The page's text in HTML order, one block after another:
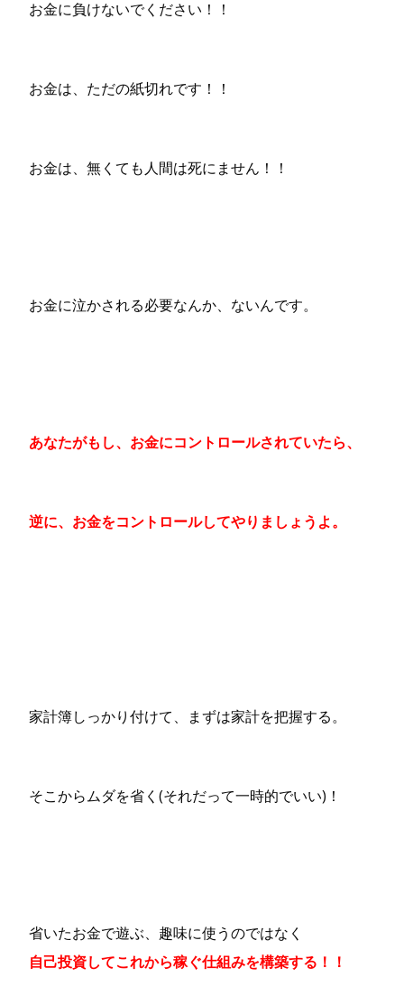
お金に負けないでください！！
お金は、ただの紙切れです！！
お金は、無くても人間は死にません！！
お金に泣かされる必要なんか、ないんです。
あなたがもし、お金にコントロールされていたら、
逆に、お金をコントロールしてやりましょうよ。
家計簿しっかり付けて、まずは家計を把握する。
そこからムダを省く(それだって一時的でいい)！
省いたお金で遊ぶ、趣味に使うのではなく
自己投資してこれから稼ぐ仕組みを構築する！！